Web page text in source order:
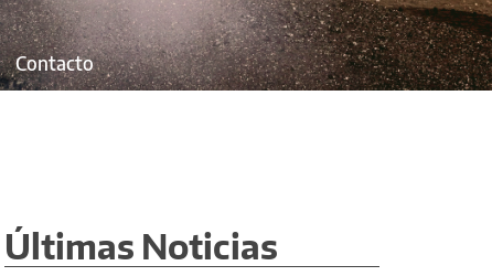
Contacto
Últimas Noticias